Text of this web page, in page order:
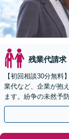
残業代請求
【初回相談30分無
業代など、企業が抱
ます。紛争の未然予
充実のサポートを提